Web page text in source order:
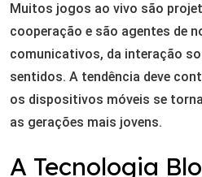
Muitos jogos ao vivo são
cooperação e são agentes de
comunicativos, da interação
sentidos. A tendência deve
os dispositivos móveis se
as gerações mais jovens.
A Tecnologia